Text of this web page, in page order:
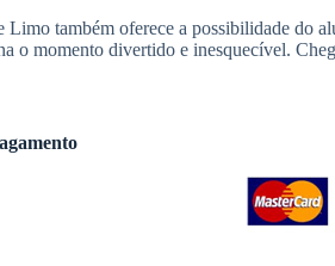
Limo também oferece a possibilidade do
o momento divertido e inesquecível.